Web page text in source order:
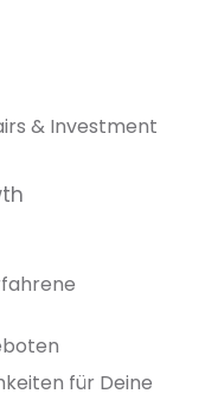
& Investment
für Deine